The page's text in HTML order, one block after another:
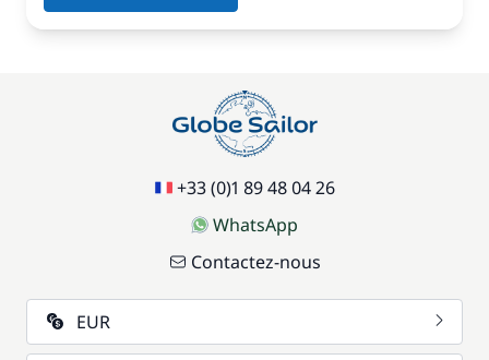
+33 (0)1 89 48 04 26
WhatsApp
Contactez-nous
EUR